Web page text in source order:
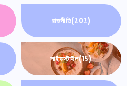
রাজনীতি(202)
লাইফস্টাইল(15)